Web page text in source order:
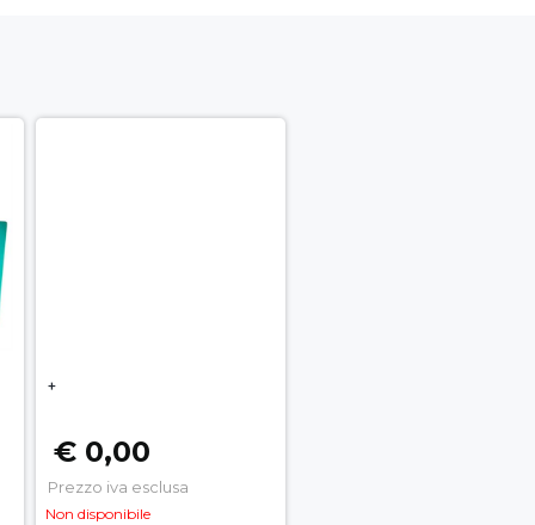
+
€ 0,00
Prezzo iva esclusa
Non disponibile